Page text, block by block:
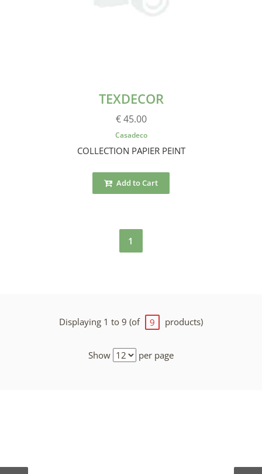
TEXDECOR
€ 45.00
Casadeco
COLLECTION PAPIER PEINT
Add to Cart
1
Displaying 1 to 9 (of 9 products)
Show per page